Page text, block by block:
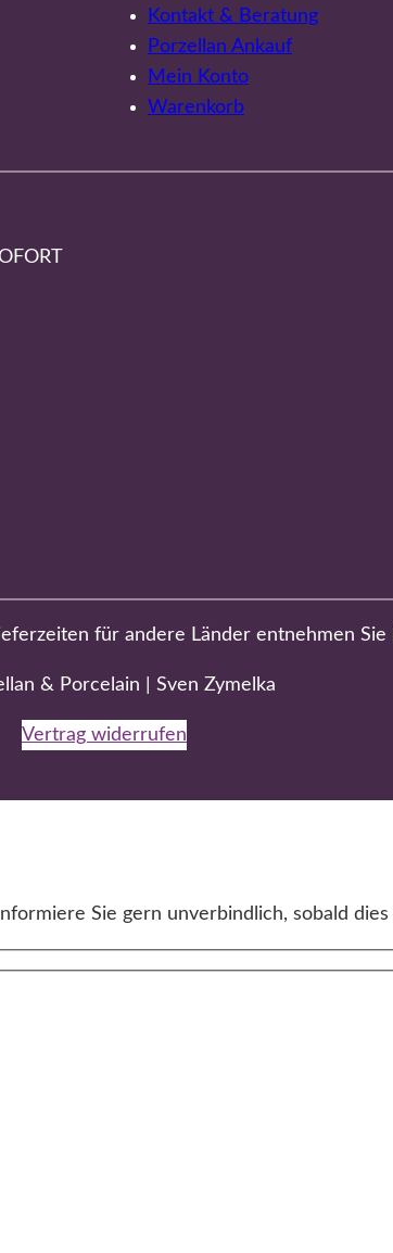
Kontakt & Beratung
Porzellan Ankauf
Mein Konto
Warenkorb
für andere Länder entnehmen Sie
& Porcelain | Sven Zymelka
Vertrag widerrufen
Sie gern unverbindlich, sobald